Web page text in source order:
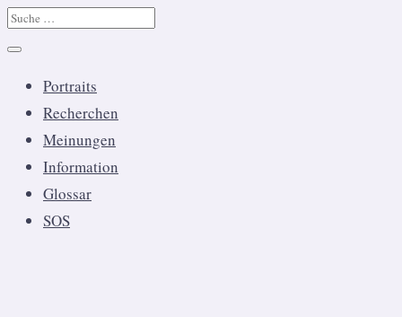
Portraits
Recherchen
Meinungen
Information
Glossar
SOS